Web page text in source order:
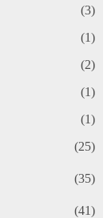
(3)
(1)
(2)
(1)
(1)
(25)
(35)
(41)